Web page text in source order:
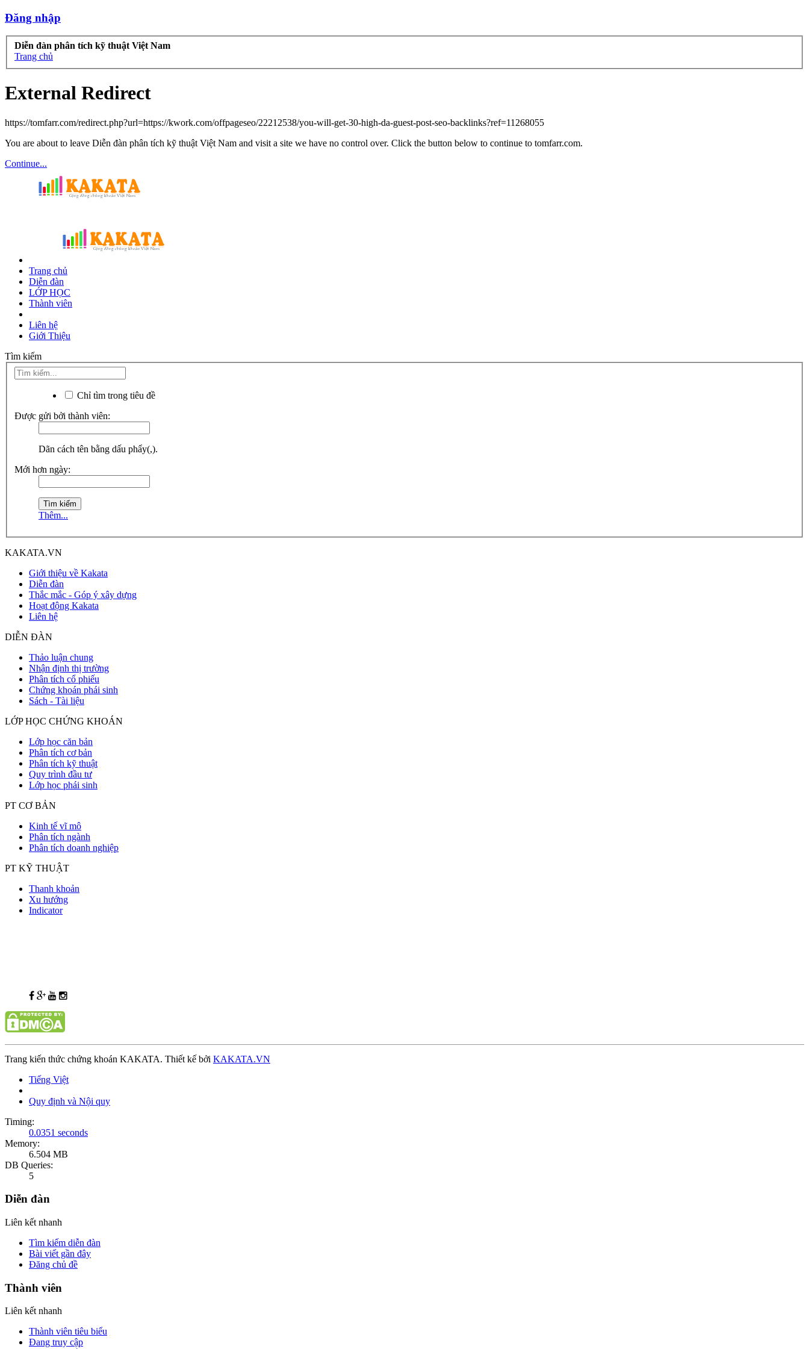
Đăng nhập
Diễn đàn phân tích kỹ thuật Việt Nam
Trang chủ
External Redirect
https://tomfarr.com/redirect.php?url=https://kwork.com/offpageseo/22212538/you-will-get-30-high-da-guest-post-seo-backlinks?ref=11268055
You are about to leave Diễn đàn phân tích kỹ thuật Việt Nam and visit a site we have no control over. Click the button below to continue to tomfarr.com.
Continue...
Trang chủ
Diễn đàn
LỚP HỌC
Thành viên
Liên hệ
Giới Thiệu
Tìm kiếm
Chỉ tìm trong tiêu đề
Được gửi bởi thành viên:
Dãn cách tên bằng dấu phẩy(,).
Mới hơn ngày:
Thêm...
KAKATA.VN
Giới thiệu về Kakata
Diễn đàn
Thắc mắc - Góp ý xây dựng
Hoạt động Kakata
Liên hệ
DIỄN ĐÀN
Thảo luận chung
Nhận định thị trường
Phân tích cổ phiếu
Chứng khoán phái sinh
Sách - Tài liệu
LỚP HỌC CHỨNG KHOÁN
Lớp học căn bản
Phân tích cơ bản
Phân tích kỹ thuật
Quy trình đầu tư
Lớp học phái sinh
PT CƠ BẢN
Kinh tế vĩ mô
Phân tích ngành
Phân tích doanh nghiệp
PT KỸ THUẬT
Thanh khoản
Xu hướng
Indicator
Trang kiến thức chứng khoán KAKATA. Thiết kế bởi KAKATA.VN
Tiếng Việt
Quy định và Nội quy
Timing:
0.0351 seconds
Memory:
6.504 MB
DB Queries:
5
Diễn đàn
Liên kết nhanh
Tìm kiếm diễn đàn
Bài viết gần đây
Đăng chủ đề
Thành viên
Liên kết nhanh
Thành viên tiêu biểu
Đang truy cập